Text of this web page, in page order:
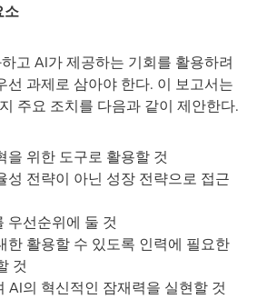
소
고 AI가 제공하는 기회를 활용하려
선 과제로 삼아야 한다. 이 보고서는
주요 조치를 다음과 같이 제안한다.
을 위한 도구로 활용할 것
성 전략이 아닌 성장 전략으로 접근
우선순위에 둘 것
한 활용할 수 있도록 인력에 필요한
것
AI의 혁신적인 잠재력을 실현할 것